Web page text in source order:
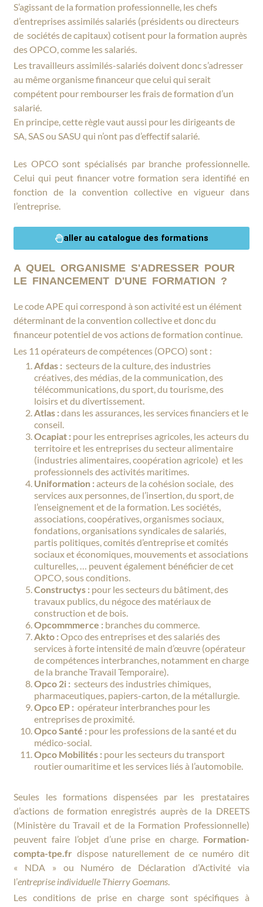
S’agissant de la formation professionnelle, les chefs
d’entreprises assimilés salariés (présidents ou directeurs
de sociétés de capitaux) cotisent pour la formation auprès
des OPCO, comme les salariés.
Les travailleurs assimilés-salariés doivent donc s’adresser
au même organisme financeur que celui qui serait
compétent pour rembourser les frais de formation d’un
salarié.
En principe, cette règle vaut aussi pour les dirigeants de
SA, SAS ou SASU qui n’ont pas d’effectif salarié.
Les OPCO sont spécialisés par branche professionnelle.
Celui qui peut financer votre formation sera identifié en
fonction de la convention collective en vigueur dans
l’entreprise.
aller au catalogue des formations
A QUEL ORGANISME S'ADRESSER POUR
LE FINANCEMENT D'UNE FORMATION ?
Le code APE qui correspond à son activité est un élément
déterminant de la convention collective et donc du
financeur potentiel de vos actions de formation continue.
Les 11 opérateurs de compétences (OPCO) sont :
Afdas : secteurs de la culture, des industries
créatives, des médias, de la communication, des
télécommunications, du sport, du tourisme, des
loisirs et du divertissement.
Atlas :dans les assurances, les services financiers et le
conseil.
Ocapiat : pour les entreprises agricoles, les acteurs du
territoire et les entreprises du secteur alimentaire
(industries alimentaires, coopération agricole) et les
professionnels des activités maritimes.
Uniformation :acteurs de la cohésion sociale, des
services aux personnes, de l’insertion, du sport, de
l’enseignement et de la formation. Les sociétés,
associations, coopératives, organismes sociaux,
fondations, organisations syndicales de salariés,
partis politiques, comités d’entreprise et comités
sociaux et économiques, mouvements et associations
culturelles, … peuvent également bénéficier de cet
OPCO, sous conditions.
Constructys : pour les secteurs du bâtiment, des
travaux publics, du négoce des matériaux de
construction et de bois.
Opcommmerce : branches du commerce.
Akto :Opco des entreprises et des salariés des
services à forte intensité de main d’œuvre (opérateur
de compétences interbranches, notamment en charge
de la branche Travail Temporaire).
Opco 2i : secteurs des industries chimiques,
pharmaceutiques, papiers-carton, de la métallurgie.
Opco EP : opérateur interbranches pour les
entreprises de proximité.
Opco Santé : pour les professions de la santé et du
médico-social.
Opco Mobilités : pour les secteurs du transport
routier oumaritime et les services liés à l’automobile.
Seules les formations dispensées par les prestataires
d’actions de formation enregistrés auprès de la DREETS
(Ministère du Travail et de la Formation Professionnelle)
peuvent faire l’objet d’une prise en charge. Formation-
compta-tpe.fr dispose naturellement de ce numéro dit
« NDA » ou Numéro de Déclaration d’Activité via
l’entreprise individuelle Thierry Goemans
Les conditions de prise en charge sont spécifiques à